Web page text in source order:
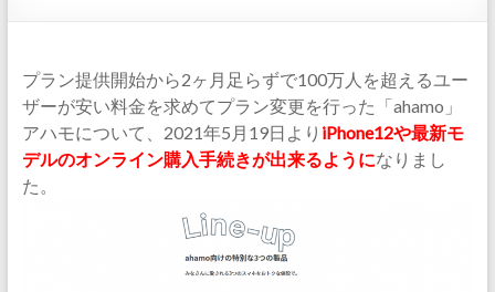
プラン提供開始から2ヶ月足らずで100万人を超えるユー
ザーが安い料金を求めてプラン変更を行った「ahamo」
アハモについて、2021年5月19日より iPhone12や最新モ
デルのオンライン購入手続きが出来るようになりまし
た。